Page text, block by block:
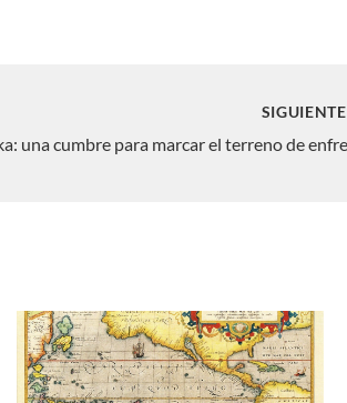
SIGUIENTE